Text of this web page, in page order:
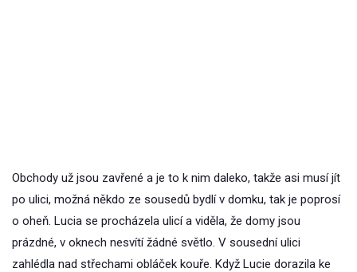
Obchody už jsou zavřené a je to k nim daleko, takže asi musí jít
po ulici, možná někdo ze sousedů bydlí v domku, tak je poprosí
o oheň. Lucia se procházela ulicí a viděla, že domy jsou
prázdné, v oknech nesvítí žádné světlo. V sousední ulici
zahlédla nad střechami obláček kouře. Když Lucie dorazila ke